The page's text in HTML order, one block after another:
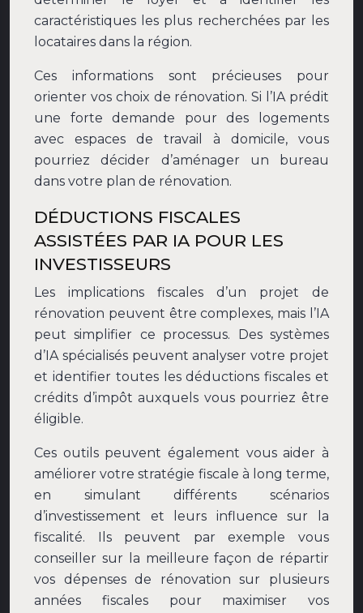
caractéristiques les plus recherchées par les
locataires dans la région.
Ces informations sont précieuses pour
orienter vos choix de rénovation. Si l’IA prédit
une forte demande pour des logements
avec espaces de travail à domicile, vous
pourriez décider d’aménager un bureau
dans votre plan de rénovation.
DÉDUCTIONS FISCALES
ASSISTÉES PAR IA POUR LES
INVESTISSEURS
Les implications fiscales d’un projet de
rénovation peuvent être complexes, mais l’IA
peut simplifier ce processus. Des systèmes
d’IA spécialisés peuvent analyser votre projet
et identifier toutes les déductions fiscales et
crédits d’impôt auxquels vous pourriez être
éligible.
Ces outils peuvent également vous aider à
améliorer votre stratégie fiscale à long terme,
en simulant différents scénarios
d’investissement et leurs influence sur la
fiscalité. Ils peuvent par exemple vous
conseiller sur la meilleure façon de répartir
vos dépenses de rénovation sur plusieurs
années fiscales pour maximiser vos